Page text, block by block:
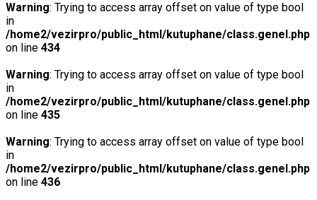
Warning: Trying to access array offset on value of type bool
in
/home2/vezirpro/public_html/kutuphane/class.genel.php
on line 434
Warning: Trying to access array offset on value of type bool
in
/home2/vezirpro/public_html/kutuphane/class.genel.php
on line 435
Warning: Trying to access array offset on value of type bool
in
/home2/vezirpro/public_html/kutuphane/class.genel.php
on line 436